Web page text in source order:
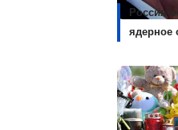
Россия
ядерное